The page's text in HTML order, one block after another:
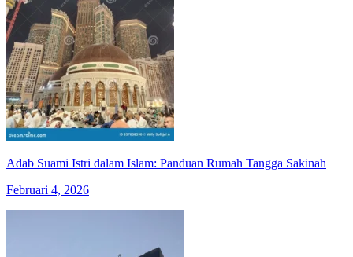
Adab Suami Istri dalam Islam: Panduan Rumah Tangga Sakinah
Februari 4, 2026